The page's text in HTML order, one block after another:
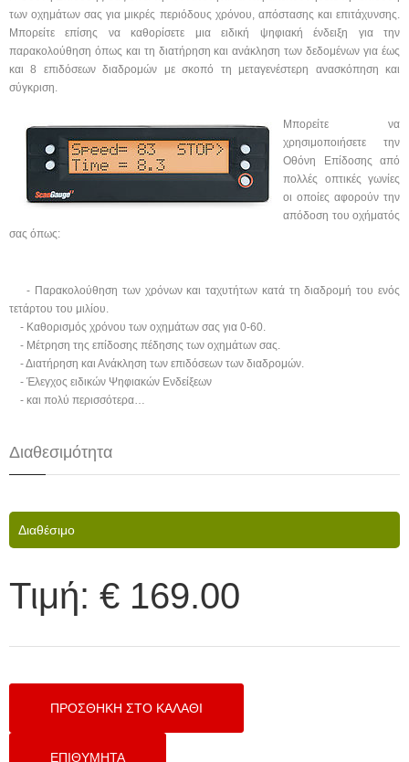
των οχημάτων σας για μικρές περιόδους χρόνου, απόστασης και επιτάχυνσης.
Μπορείτε επίσης να καθορίσετε μια ειδική ψηφιακή ένδειξη για την
παρακολούθηση όπως και τη διατήρηση και ανάκληση των δεδομένων για έως
και 8 επιδόσεων διαδρομών με σκοπό τη μεταγενέστερη ανασκόπηση και
σύγκριση.
Μπορείτε να
χρησιμοποιήσετε την
Οθόνη Επίδοσης από
πολλές οπτικές γωνίες
οι οποίες αφορούν την
απόδοση του οχήματός
σας όπως:
- Παρακολούθηση των χρόνων και ταχυτήτων κατά τη διαδρομή του ενός
τετάρτου του μιλίου.
- Καθορισμός χρόνου των οχημάτων σας για 0-60.
- Μέτρηση της επίδοσης πέδησης των οχημάτων σας.
- Διατήρηση και Ανάκληση των επιδόσεων των διαδρομών.
- Έλεγχος ειδικών Ψηφιακών Ενδείξεων
- και πολύ περισσότερα…
Διαθεσιμότητα
Διαθέσιμο
Τιμή: € 169.00